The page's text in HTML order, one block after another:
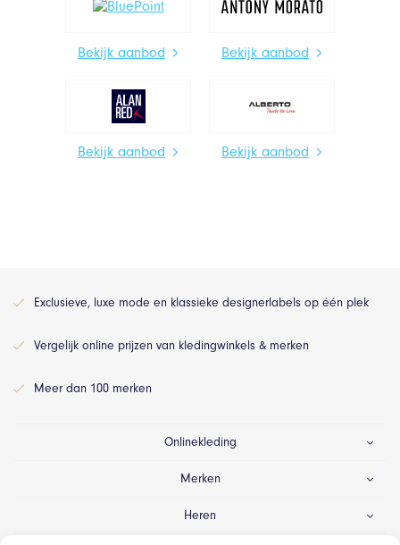
Bekijk aanbod Bekijk aanbod
Bekijk aanbod Bekijk aanbod
Exclusieve, luxe mode en klassieke designerlabels op één plek
Vergelijk online prijzen van kledingwinkels & merken
Meer dan 100 merken
Onlinekleding
Merken
Heren